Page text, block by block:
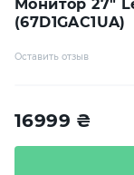
Монитор 27"
(67D1GAC1UA)
Оставить отзыв
16999 ₴